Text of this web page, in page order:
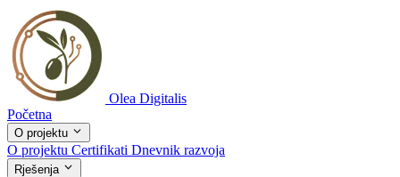
Olea Digitalis
Početna
O projektu
O projektu Certifikati Dnevnik razvoja
Rješenja